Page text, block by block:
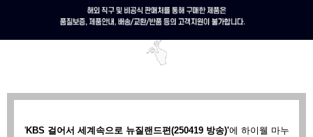
'KBS 걸어서 세계속으로 뉴질랜드편(250419 방송)'에 하이웰 마누